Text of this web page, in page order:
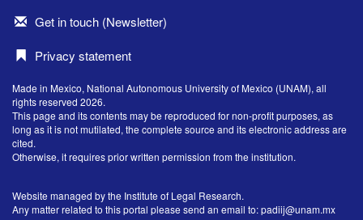
Get in touch (Newsletter)
Privacy statement
Made in Mexico, National Autonomous University of Mexico (UNAM), all
rights reserved 2026.
This page and its contents may be reproduced for non-profit purposes, as
long as it is not mutilated, the complete source and its electronic address are
cited.
Otherwise, it requires prior written permission from the institution.
Website managed by the Institute of Legal Research.
Any matter related to this portal please send an email to:padiij@unam.mx